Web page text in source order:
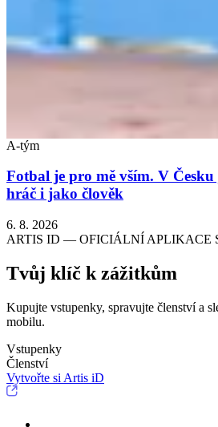
A-tým
Fotbal je pro mě vším. V Česku
hráč i jako člověk
6. 8. 2026
ARTIS ID — OFICIÁLNÍ APLIKACE
Tvůj klíč k zážitkům
Kupujte vstupenky, spravujte členství a
mobilu.
Vstupenky
Členství
Vytvořte si Artis iD